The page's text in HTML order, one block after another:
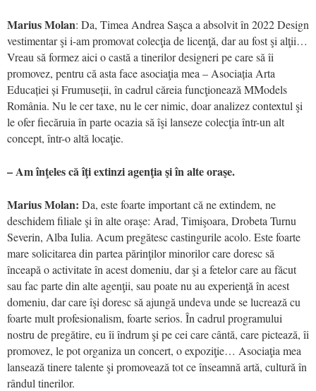
Marius Molan: Da, Timea Andrea Saşca a absolvit în 2022 Design
vestimentar şi i-am promovat colecţia de licenţă, dar au fost şi alţii…
Vreau să formez aici o castă a tinerilor designeri pe care să îi
promovez, pentru că asta face asociaţia mea – Asociația Arta
Educației și Frumuseții, în cadrul căreia funcţionează MModels
România. Nu le cer taxe, nu le cer nimic, doar analizez contextul şi
le ofer fiecăruia în parte ocazia să îşi lanseze colecţia într-un alt
concept, într-o altă locaţie.
– Am înţeles că îţi extinzi agenţia şi în alte oraşe.
Marius Molan: Da, este foarte important că ne extindem, ne
deschidem filiale şi în alte oraşe: Arad, Timişoara, Drobeta Turnu
Severin, Alba Iulia. Acum pregătesc castingurile acolo. Este foarte
mare solicitarea din partea părinţilor minorilor care doresc să
înceapă o activitate în acest domeniu, dar şi a fetelor care au făcut
sau fac parte din alte agenţii, sau poate nu au experienţă în acest
domeniu, dar care îşi doresc să ajungă undeva unde se lucrează cu
foarte mult profesionalism, foarte serios. În cadrul programului
nostru de pregătire, eu îi îndrum şi pe cei care cântă, care pictează, îi
promovez, le pot organiza un concert, o expoziţie… Asociaţia mea
lansează tinere talente şi promovează tot ce înseamnă artă, cultură în
rândul tinerilor.